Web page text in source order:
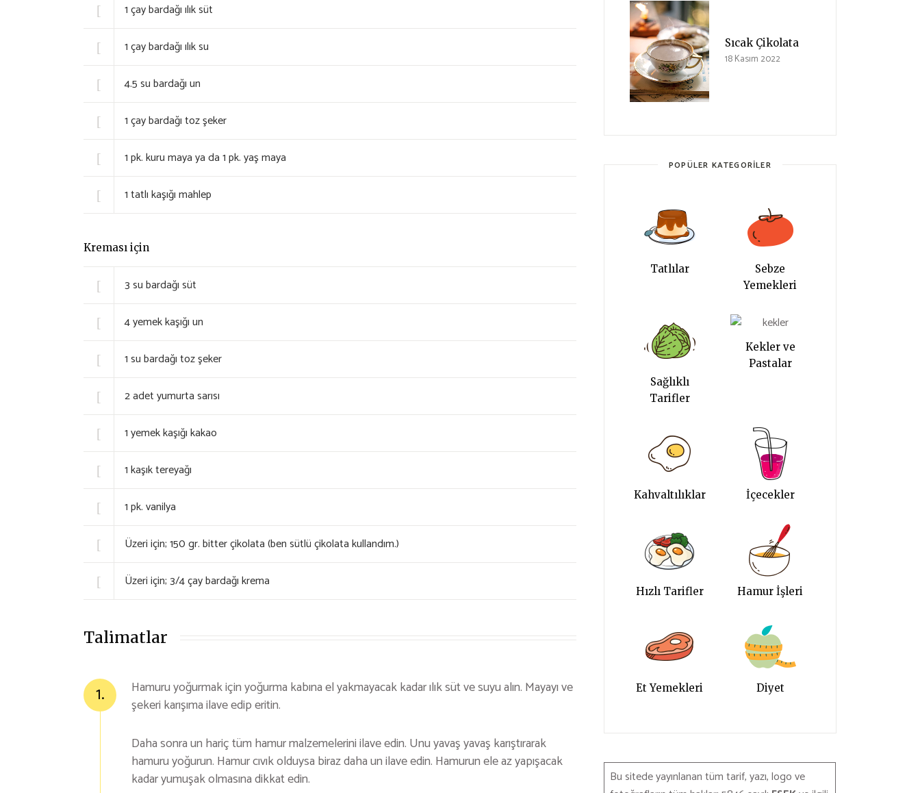
1çay bardağı ılık süt
1çay bardağı ılık su
4.5su bardağı un
1çay bardağı toz şeker
1pk. kuru maya ya da 1 pk. yaş maya
1tatlı kaşığı mahlep
Kreması için
3su bardağı süt
4yemek kaşığı un
1su bardağı toz şeker
2adet yumurta sarısı
1yemek kaşığı kakao
1kaşık tereyağı
1pk. vanilya
Üzeri için; 150 gr. bitter çikolata (ben sütlü çikolata kullandım.)
Üzeri için; 3/4 çay bardağı krema
Talimatlar
1.
Hamuru yoğurmak için yoğurma kabına el yakmayacak kadar ılık süt ve suyu alın. Mayayı ve
şekeri karışıma ilave edip eritin.
Daha sonra un hariç tüm hamur malzemelerini ilave edin. Unu yavaş yavaş karıştırarak
hamuru yoğurun. Hamur cıvık olduysa biraz daha un ilave edin. Hamurun ele az yapışacak
kadar yumuşak olmasına dikkat edin.
Sıcak Çikolata
18 Kasım 2022
POPÜLER KATEGORILER
Tatlılar
Sebze
Yemekleri
Sağlıklı
Tarifler
Kekler ve
Pastalar
Kahvaltılıklar İçecekler
Hızlı Tarifler Hamur İşleri
Et Yemekleri Diyet
Bu sitede yayınlanan tüm tarif, yazı, logo ve